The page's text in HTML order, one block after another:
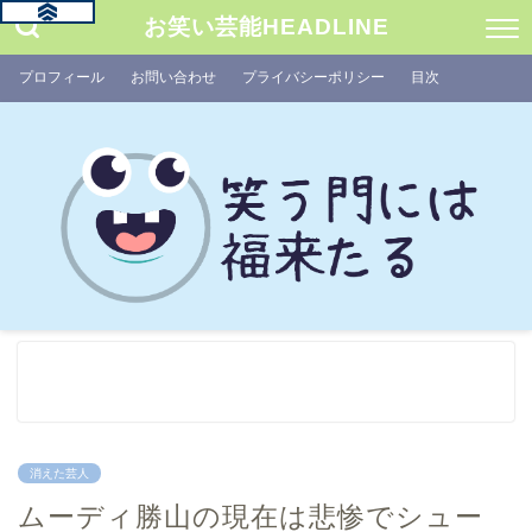
お笑い芸能HEADLINE
プロフィール お問い合わせ プライバシーポリシー 目次
消えた芸人
ムーディ勝山の現在は悲惨でシュー